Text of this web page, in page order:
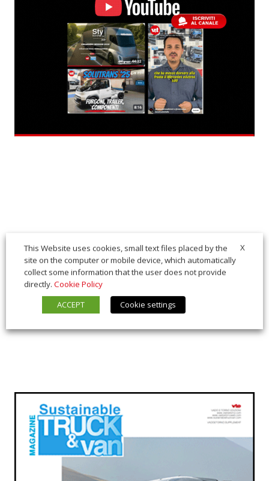
X
This Website uses cookies, small text files placed by the
site on the computer or mobile device, which automatically
collect some information that the user does not provide
directly. Cookie Policy
ACCEPT
Cookie settings